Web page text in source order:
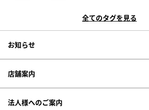
全てのタグを見る
お知らせ
店舗案内
法人様へのご案内